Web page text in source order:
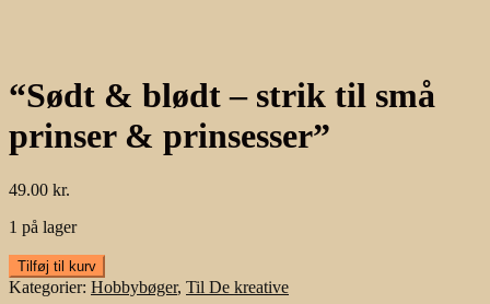
“Sødt & blødt – strik til små
prinser & prinsesser”
49.00 kr.
1 på lager
"Sødt
&
Tilføj til kurv
Kategorier: Hobbybøger, Til De kreative